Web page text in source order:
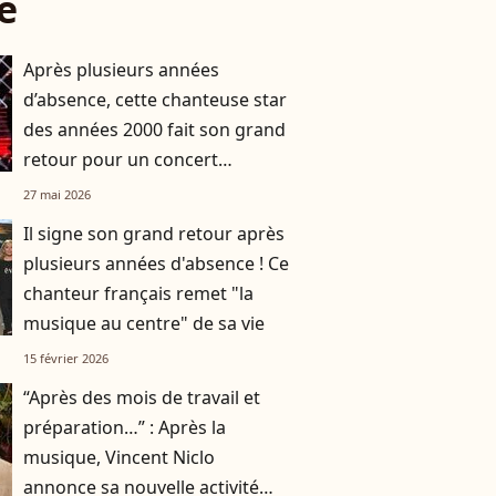
Après plusieurs années
d’absence, cette chanteuse star
des années 2000 fait son grand
retour pour un concert
exceptionnel
27 mai 2026
Il signe son grand retour après
plusieurs années d'absence ! Ce
chanteur français remet "la
musique au centre" de sa vie
15 février 2026
“Après des mois de travail et
préparation…” : Après la
musique, Vincent Niclo
annonce sa nouvelle activité